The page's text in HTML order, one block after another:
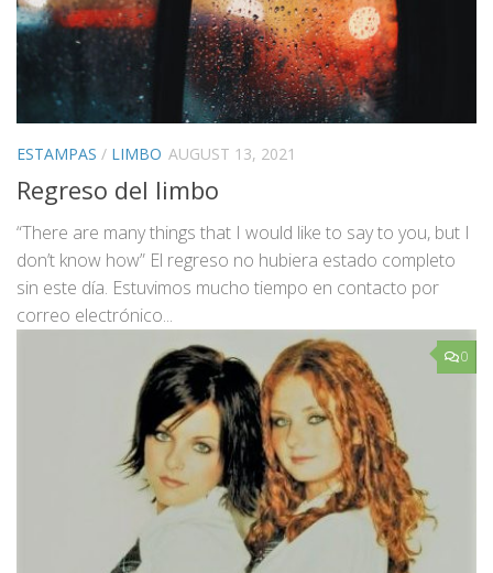
ESTAMPAS / LIMBO AUGUST 13, 2021
Regreso del limbo
“There are many things that I would like to say to you, but I
don’t know how” El regreso no hubiera estado completo
sin este día. Estuvimos mucho tiempo en contacto por
correo electrónico...
0